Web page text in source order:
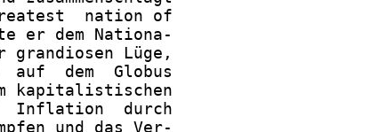
nation of
er dem Nationa-
grandiosen Lüge,
auf  dem  Globus
kapitalistischen
Inflation  durch
und das Ver-